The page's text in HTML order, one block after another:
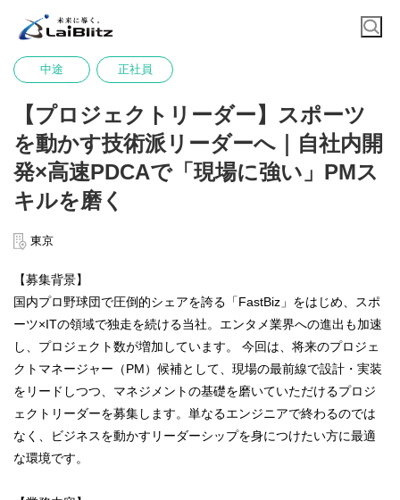
中途 正社員
【プロジェクトリーダー】スポーツ
を動かす技術派リーダーへ｜自社内開
発×高速PDCAで「現場に強い」PMス
キルを磨く
東京
【募集背景】
国内プロ野球団で圧倒的シェアを誇る「FastBiz」をはじめ、スポ
ーツ×ITの領域で独走を続ける当社。エンタメ業界への進出も加速
し、プロジェクト数が増加しています。 今回は、将来のプロジェ
クトマネージャー（PM）候補として、現場の最前線で設計・実装
をリードしつつ、マネジメントの基礎を磨いていただけるプロジ
ェクトリーダーを募集します。単なるエンジニアで終わるのでは
なく、ビジネスを動かすリーダーシップを身につけたい方に最適
な環境です。